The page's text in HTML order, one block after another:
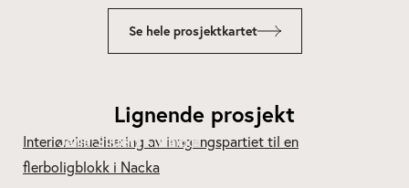
Se hele prosjektkartet
Lignende prosjekt
Järla Siluett – Nacka